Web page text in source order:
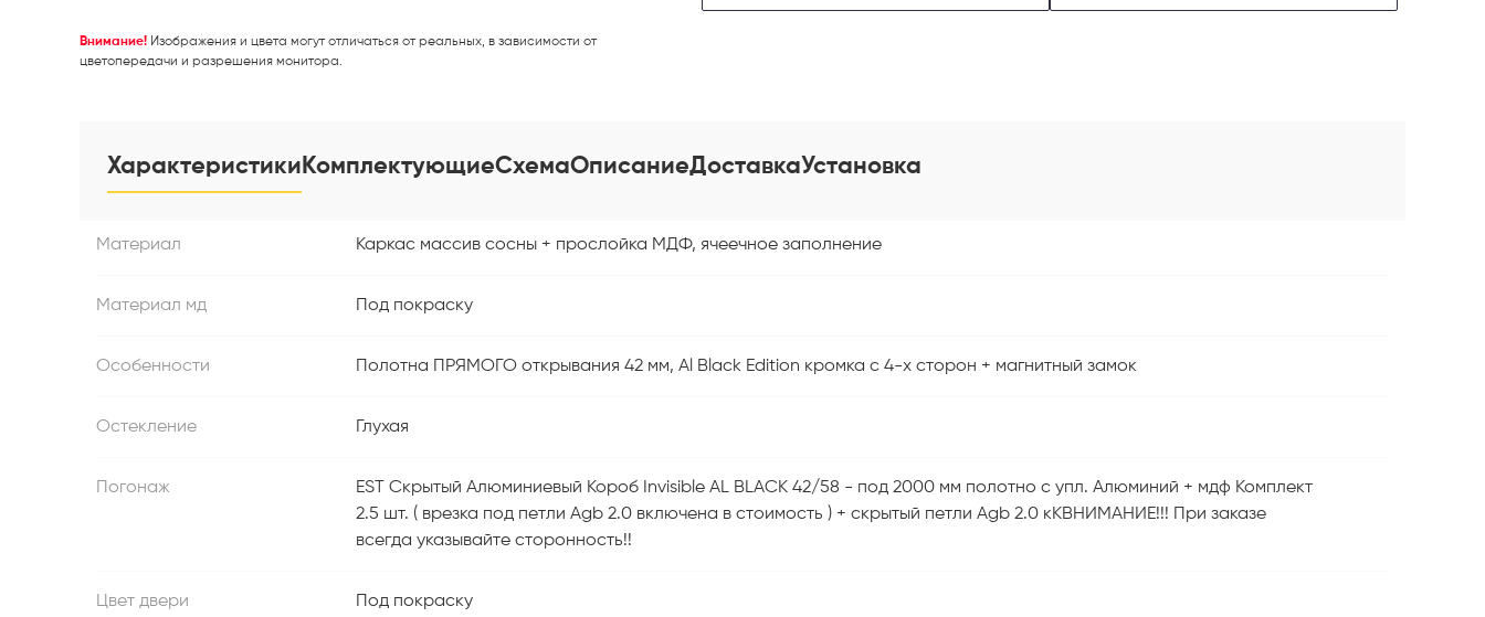
Внимание! Изображения и цвета могут отличаться от реальных, в зависимости от
цветопередачи и разрешения монитора.
Характеристики КомплектующиеСхемаОписаниеДоставкаУстановка
Материал Каркас массив сосны + прослойка МДФ, ячеечное заполнение
Материал мд Под покраску
Особенности Полотна ПРЯМОГО открывания 42 мм, Al Black Edition кромка с 4-х сторон + магнитный замок
Остекление Глухая
Погонаж
EST Скрытый Алюминиевый Короб Invisible AL BLACK 42/58 - под 2000 мм полотно c упл. Алюминий + мдф Комплект
2.5 шт. ( врезка под петли Agb 2.0 включена в стоимость ) + скрытый петли Agb 2.0 кКВНИМАНИЕ!!! При заказе
всегда указывайте сторонность!!
Цвет двери Под покраску